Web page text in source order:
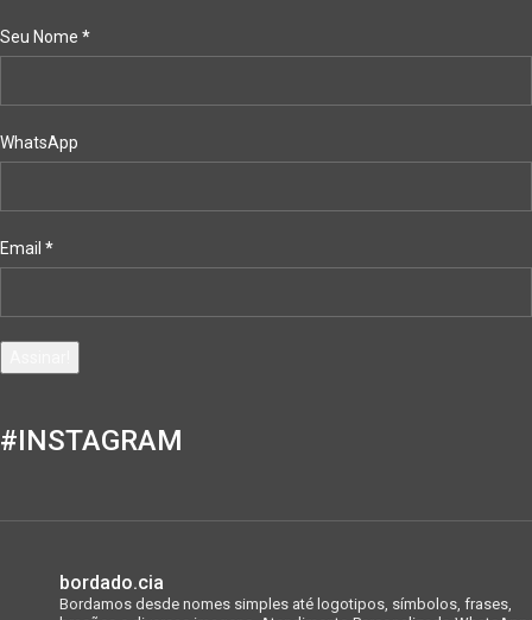
Seu Nome *
WhatsApp
Email *
#INSTAGRAM
bordado.cia
Bordamos desde nomes simples até logotipos, símbolos, frases,